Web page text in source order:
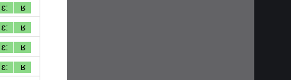
ɛː ʁ
ɛː ʁ
ɛː ʁ
ɛː ʁ